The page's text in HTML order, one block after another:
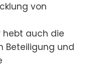
von
hebt auch die
Beteiligung und